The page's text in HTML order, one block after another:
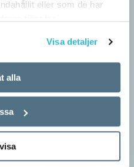
eller som de har
Visa detaljer
alla
på samma sätt ända
ungefär 40 basala ord med